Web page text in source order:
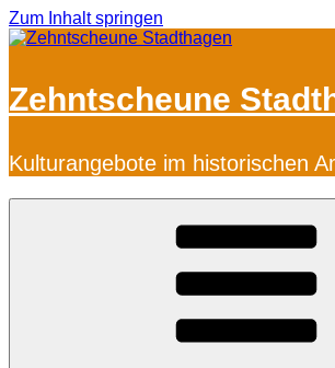
Zum Inhalt springen
Zehntscheune
Kulturangebote im historischen